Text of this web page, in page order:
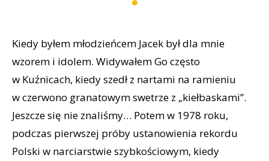
Kiedy byłem młodzieńcem Jacek był dla mnie
wzorem i idolem. Widywałem Go często
w Kuźnicach, kiedy szedł z nartami na ramieniu
w czerwono granatowym swetrze z „kiełbaskami”.
Jeszcze się nie znaliśmy… Potem w 1978 roku,
podczas pierwszej próby ustanowienia rekordu
Polski w narciarstwie szybkościowym, kiedy